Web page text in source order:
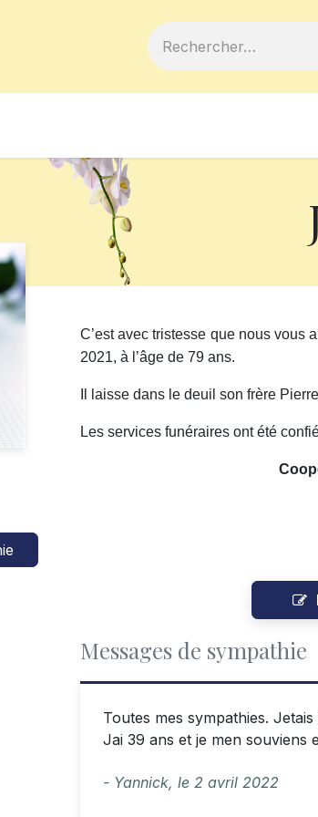
C’est avec tristesse que nous vous
2021, à l’âge de 79 ans.
Il laisse dans le deuil son frère
Les services funéraires ont été
Messages de sympathie
Toutes mes sympathies.
Jai 39 ans et je men souviens
- Yannick, le 2 avril 2022